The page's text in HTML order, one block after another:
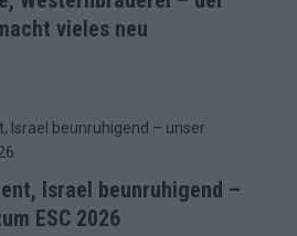
vieles neu
Israel beunruhigend –
ESC 2026